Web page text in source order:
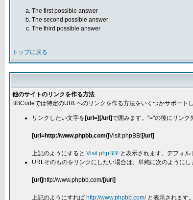
The first possible answer
The second possible answer
The third possible answer
トップに戻る
他のサイトのリンクを作る方法
BBCodeでは特定のURLへのリンクを作る方法をいくつかサポートし
リンクしたい文字を [url=][/url]で囲みます。"="の後にリンク
[url=http://www.phpbb.com/]Visit phpBB![/url]
上記のようにすると Visit phpBB! と表示されます。デフォ
URLそのものをリンクにしたい場合は、単純に次のようにし
[url] http://www.phpbb.com/[/url]
上記のようにすれば http://www.phpbb.com/と表示されます。